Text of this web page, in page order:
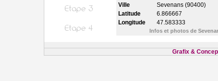
Ville
Sevenans (90400)
Latitude
6.866667
Longitude
47.583333
Infos et photos de
Grafix &